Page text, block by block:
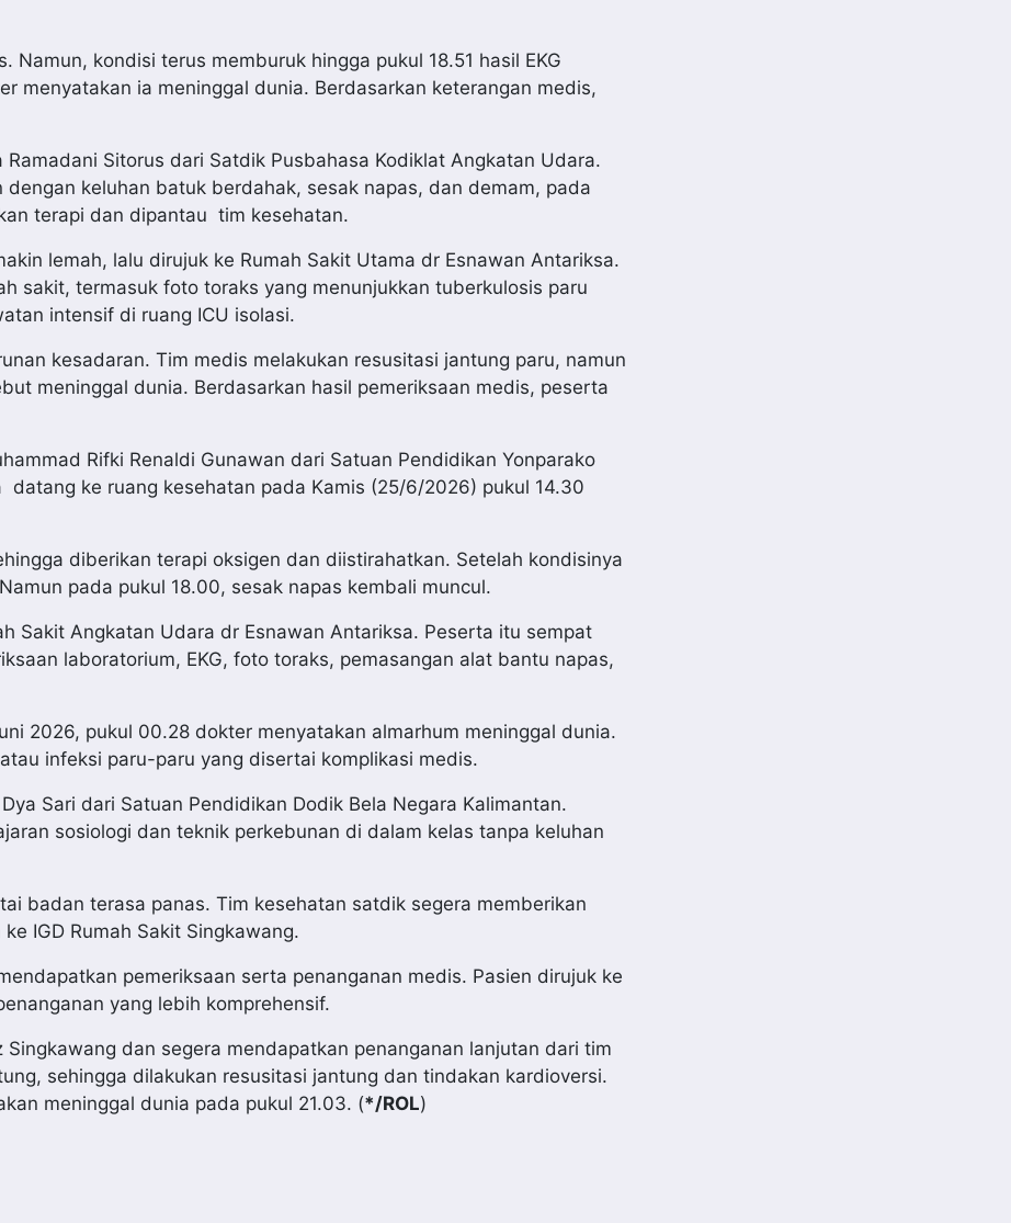
kondisi terus memburuk hingga pukul 18.51 hasil EKG
menyatakan ia meninggal dunia. Berdasarkan keterangan medis,
Sitorus dari Satdik Pusbahasa Kodiklat Angkatan Udara.
keluhan batuk berdahak, sesak napas, dan demam, pada
terapi dan dipantau tim kesehatan.
lemah, lalu dirujuk ke Rumah Sakit Utama dr Esnawan Antariksa.
sakit, termasuk foto toraks yang menunjukkan tuberkulosis paru
intensif di ruang ICU isolasi.
kesadaran. Tim medis melakukan resusitasi jantung paru, namun
meninggal dunia. Berdasarkan hasil pemeriksaan medis, peserta
Rifki Renaldi Gunawan dari Satuan Pendidikan Yonparako
ke ruang kesehatan pada Kamis (25/6/2026) pukul 14.30
diberikan terapi oksigen dan diistirahatkan. Setelah kondisinya
pada pukul 18.00, sesak napas kembali muncul.
Sakit Angkatan Udara dr Esnawan Antariksa. Peserta itu sempat
laboratorium, EKG, foto toraks, pemasangan alat bantu napas,
2026, pukul 00.28 dokter menyatakan almarhum meninggal dunia.
infeksi paru-paru yang disertai komplikasi medis.
Sari dari Satuan Pendidikan Dodik Bela Negara Kalimantan.
sosiologi dan teknik perkebunan di dalam kelas tanpa keluhan
badan terasa panas. Tim kesehatan satdik segera memberikan
IGD Rumah Sakit Singkawang.
pemeriksaan serta penanganan medis. Pasien dirujuk ke
yang lebih komprehensif.
dan segera mendapatkan penanganan lanjutan dari tim
sehingga dilakukan resusitasi jantung dan tindakan kardioversi.
meninggal dunia pada pukul 21.03. (*/ROL)